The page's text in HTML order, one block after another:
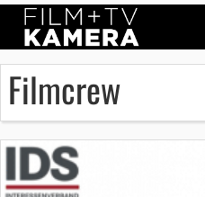
Filmcrew